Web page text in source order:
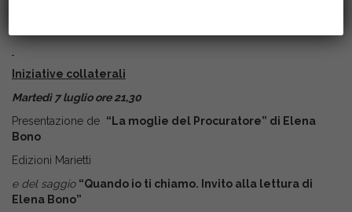
Iniziative collaterali
Martedì 7 luglio ore 21,30
Presentazione de “La moglie del Procuratore” di Elena
Bono
Edizioni Marietti
e del saggio “Quando io ti chiamo. Invito alla lettura di
Elena Bono”